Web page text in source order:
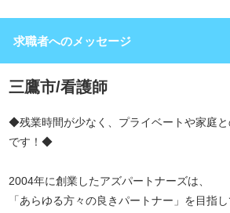
求職者へのメッセージ
三鷹市/看護師
◆残業時間が少なく、プライベートや家庭
です！◆
2004年に創業したアズパートナーズは、
「あらゆる方々の良きパートナー」を目指し